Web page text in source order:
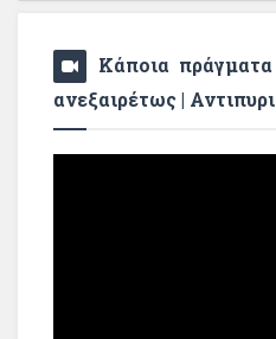
Κάποια
ανεξαιρέτως |